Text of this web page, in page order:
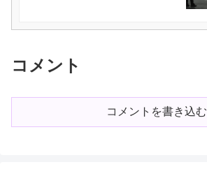
コメント
コメントを書き込む